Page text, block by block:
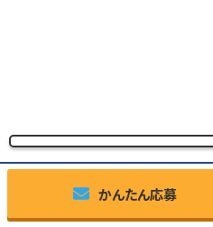
かんたん応募